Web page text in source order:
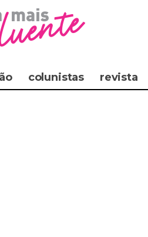
colunistas revista